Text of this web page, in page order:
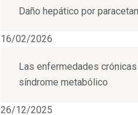
Daño hepático por
16/02/2026
Las enfermedades
síndrome metabólico
26/12/2025